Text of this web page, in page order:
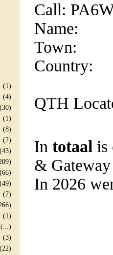
(1)
(4)
(30)
(1)
(8)
(2)
(43)
(66)
(49)
(7)
(1)
(...)
(3)
(22)
Call:
Name:
Town:
Country:
QTH
In totaal is
&
In 2026